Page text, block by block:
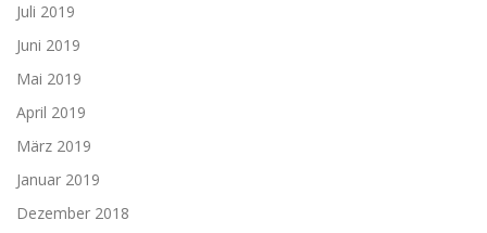
Juli 2019
Juni 2019
Mai 2019
April 2019
März 2019
Januar 2019
Dezember 2018